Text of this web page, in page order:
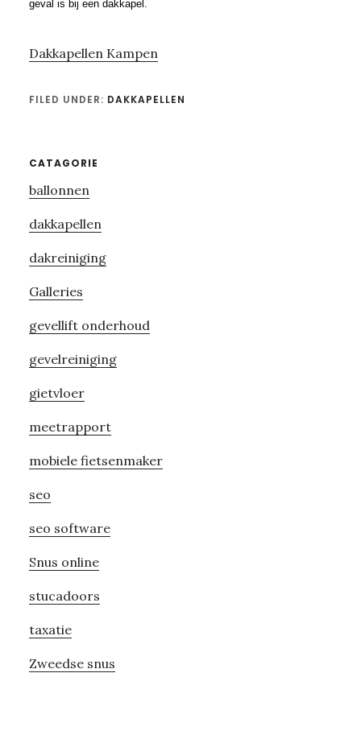
geval is bij een dakkapel.
Dakkapellen Kampen
FILED UNDER: DAKKAPELLEN
Primary
Sidebar
CATAGORIE
ballonnen
dakkapellen
dakreiniging
Galleries
gevellift onderhoud
gevelreiniging
gietvloer
meetrapport
mobiele fietsenmaker
seo
seo software
Snus online
stucadoors
taxatie
Zweedse snus